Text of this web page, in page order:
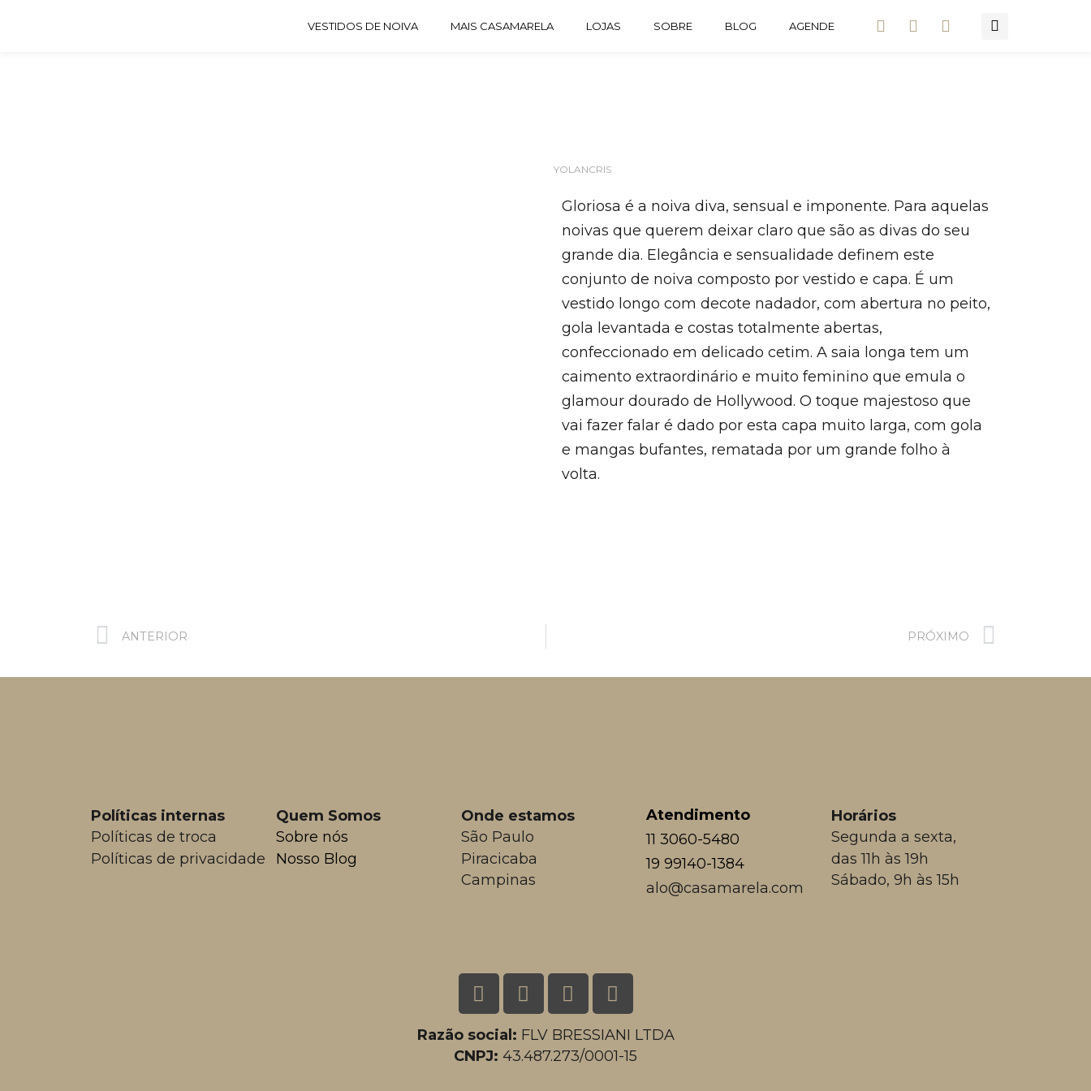
VESTIDOS DE NOIVA MAIS CASAMARELA LOJAS SOBRE BLOG AGENDE
YOLANCRIS
Gloriosa é a noiva diva, sensual e imponente. Para aquelas
noivas que querem deixar claro que são as divas do seu
grande dia. Elegância e sensualidade definem este
conjunto de noiva composto por vestido e capa. É um
vestido longo com decote nadador, com abertura no peito,
gola levantada e costas totalmente abertas,
confeccionado em delicado cetim. A saia longa tem um
caimento extraordinário e muito feminino que emula o
glamour dourado de Hollywood. O toque majestoso que
vai fazer falar é dado por esta capa muito larga, com gola
e mangas bufantes, rematada por um grande folho à
volta.
ANTERIOR PRÓXIMO
Políticas internas
Políticas de troca
Políticas de privacidade
Quem Somos
Sobre nós
Nosso Blog
Onde estamos
São Paulo
Piracicaba
Campinas
Atendimento
11 3060-5480
19 99140-1384
alo@casamarela.com
Horários
Segunda a sexta,
das 11h às 19h
Sábado, 9h às 15h
Razão social: FLV BRESSIANI LTDA
CNPJ: 43.487.273/0001-15